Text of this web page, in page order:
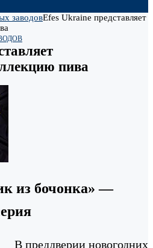
заводовEfes Ukraine представляет
пива
из бочонка» —
В преддверии новогодних